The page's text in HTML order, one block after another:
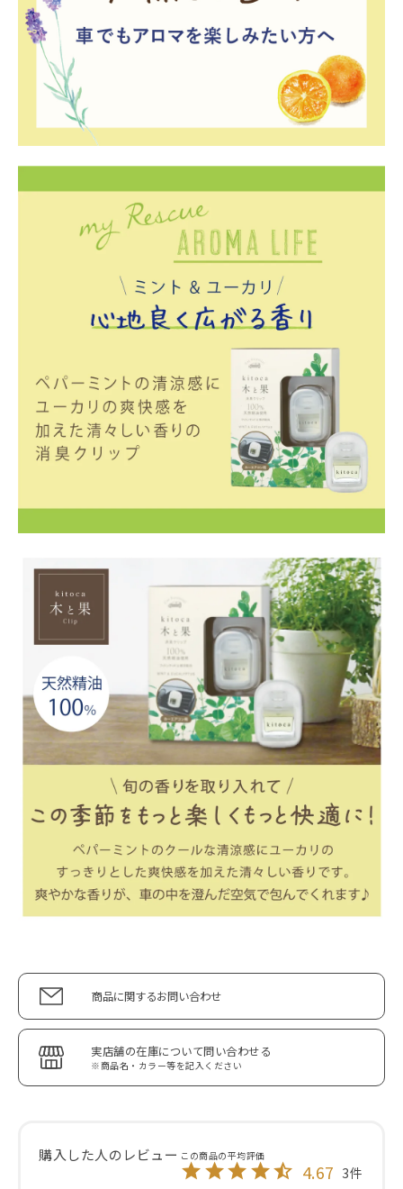
商品に関するお問い合わせ
実店舗の在庫について問い合わせる
※商品名・カラー等を記入ください
4.67 3